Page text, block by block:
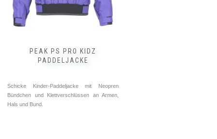
PEAK PS PRO KIDZ
PADDELJACKE
Schicke Kinder-Paddeljacke mit Neopren
Bündchen und Klettverschlüssen an Armen,
Hals und Bund.
Produktseite
gewählt